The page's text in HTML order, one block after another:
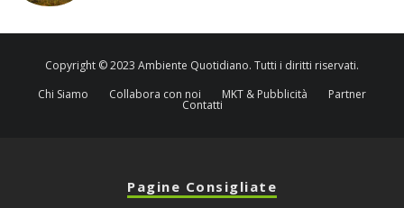
Copyright © 2023 Ambiente Quotidiano. Tutti i diritti riservati.
Chi Siamo
Collabora con noi MKT & Pubblicità Partner
Contatti
Pagine Consigliate